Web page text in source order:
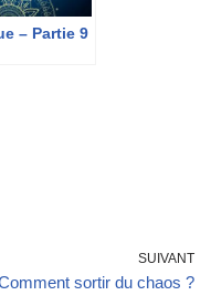
– Partie 9
SUIVANT
sortir du chaos ?